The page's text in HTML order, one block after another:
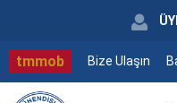
tmmob Bize Ulaşın